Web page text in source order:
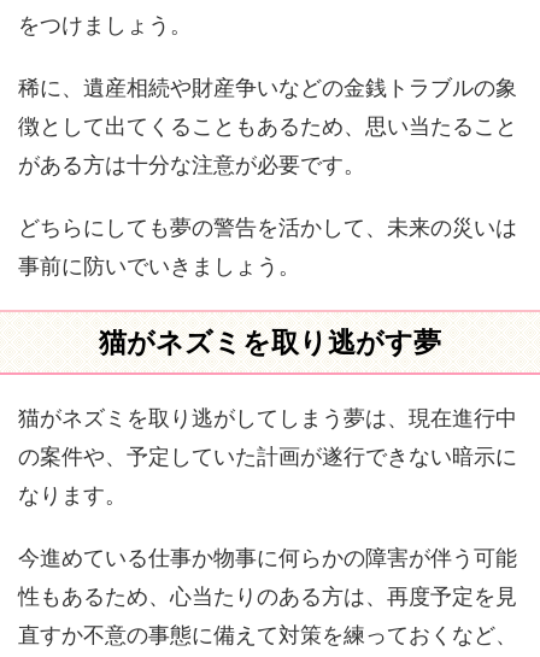
をつけましょう。
稀に、遺産相続や財産争いなどの金銭トラブルの象
徴として出てくることもあるため、思い当たること
がある方は十分な注意が必要です。
どちらにしても夢の警告を活かして、未来の災いは
事前に防いでいきましょう。
猫がネズミを取り逃がす夢
猫がネズミを取り逃がしてしまう夢は、現在進行中
の案件や、予定していた計画が遂行できない暗示に
なります。
今進めている仕事か物事に何らかの障害が伴う可能
性もあるため、心当たりのある方は、再度予定を見
直すか不意の事態に備えて対策を練っておくなど、